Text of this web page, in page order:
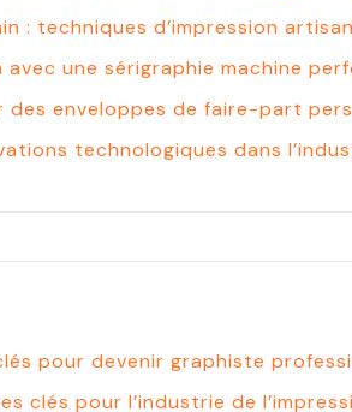
: techniques d’impression
une sérigraphie machine
des enveloppes de faire-part
technologiques dans
pour devenir graphiste
clés pour l’industrie de